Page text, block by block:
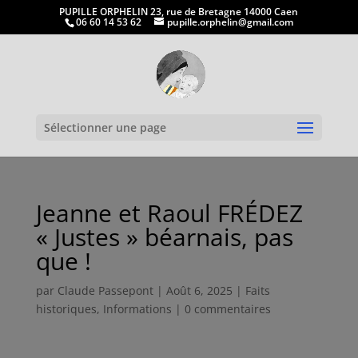
PUPILLE ORPHELIN 23, rue de Bretagne 14000 Caen
06 60 14 53 62 pupille.orphelin@gmail.com
Sélectionner une page
Jeanne et Raoul FRÉDEZ
« Justes » béarnais, pas
que !
par Claude Passepont| Août 6, 2025 | Faits
historiques, Informations | 0 commentaires